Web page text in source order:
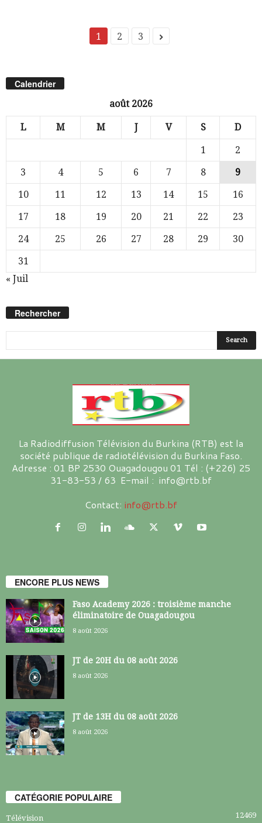
1 2 3
Calendrier
août 2026
L M M J V S D
1
2
3
4 5 6 7 8
9
10
11 12 13 14 15
16
17
18 19 20 21 22
23
24
25 26 27 28 29
30
31
« Juil
Rechercher
La Radiodiffusion Télévision du Burkina (RTB) est la
société publique de radiotélévision du Burkina Faso.
Adresse : 01 BP 2530 Ouagadougou 01 Tél : (+226) 25
31-83-53 / 63 E-mail : info@rtb.bf
Contact: info@rtb.bf
ENCORE PLUS NEWS
Faso Academy 2026 : troisième manche
éliminatoire de Ouagadougou
8 août 2026
JT de 20H du 08 août 2026
8 août 2026
JT de 13H du 08 août 2026
8 août 2026
CATÉGORIE POPULAIRE
Télévision 12469